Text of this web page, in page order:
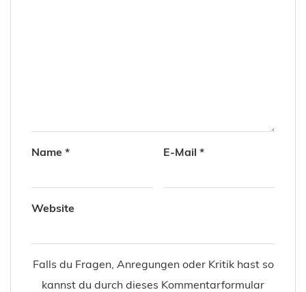
Name * E-Mail *
Website
Falls du Fragen, Anregungen oder Kritik hast so
kannst du durch dieses Kommentarformular